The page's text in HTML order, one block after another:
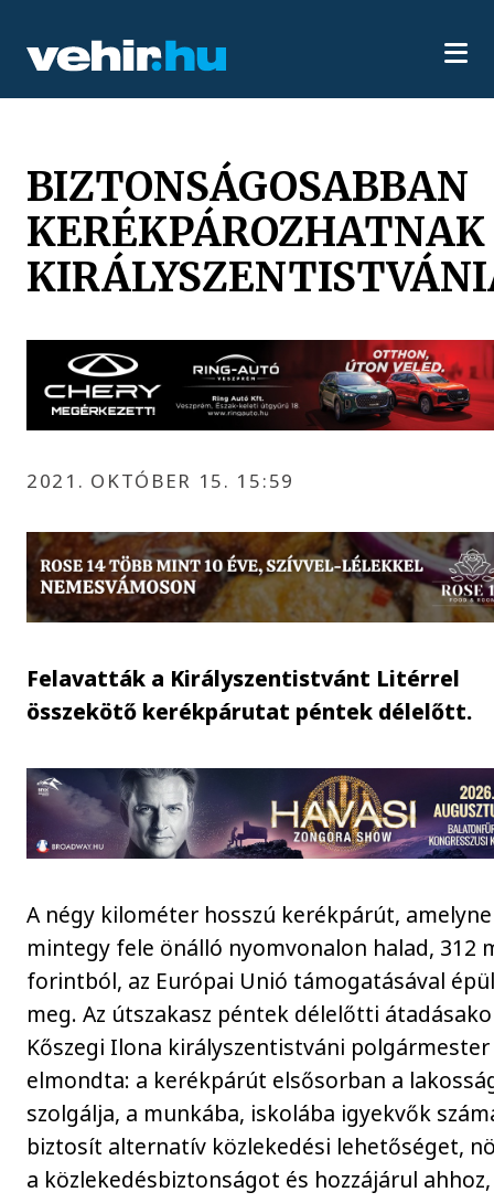
BIZTONSÁGOSABBAN
2021. OKTÓBER 15. 15:59
Felavatták a Királyszentistvánt Litérrel
összekötő kerékpárutat péntek délelőtt.
A négy kilométer hosszú kerékpárút,
mintegy fele önálló nyomvonalon halad, 312
forintból, az Európai Unió támogatásával
meg. Az útszakasz péntek délelőtti
Kőszegi Ilona királyszentistváni polgármester
elmondta: a kerékpárút elsősorban a
szolgálja, a munkába, iskolába igyekvők
biztosít alternatív közlekedési lehetőséget,
a közlekedésbiztonságot és hozzájárul